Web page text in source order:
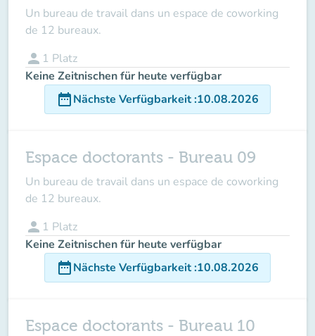
Un bureau de travail dans un espace de coworking
de 12 bureaux.
person 1 Platz
Keine Zeitnischen für heute verfügbar
date_rangeNächste Verfügbarkeit:10.08.2026
Espace doctorants - Bureau 09
Un bureau de travail dans un espace de coworking
de 12 bureaux.
person 1 Platz
Keine Zeitnischen für heute verfügbar
date_rangeNächste Verfügbarkeit:10.08.2026
Espace doctorants - Bureau 10